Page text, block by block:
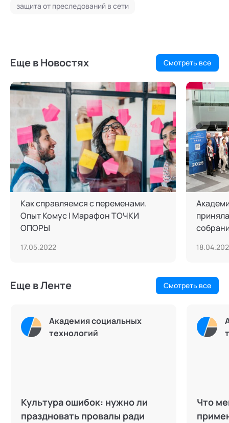
защита от преследований в сети
Еще в Новостях Смотреть все
Как справляемся с переменами.
Опыт Комус | Марафон ТОЧКИ
ОПОРЫ
17.05.2022
Еще в Ленте Смотреть все
Академия социальных
технологий
Культура ошибок: нужно ли
праздновать провалы ради
Что